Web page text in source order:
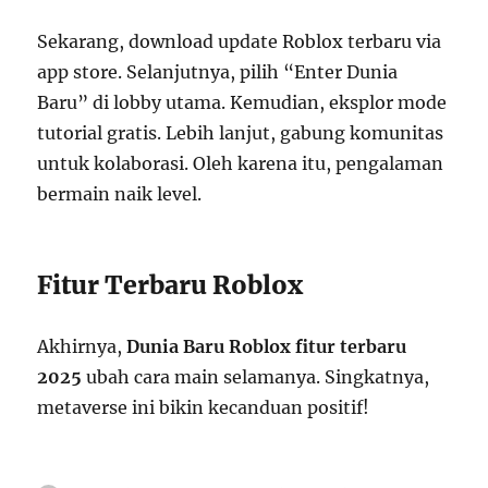
Sekarang, download update Roblox terbaru via
app store. Selanjutnya, pilih “Enter Dunia
Baru” di lobby utama. Kemudian, eksplor mode
tutorial gratis. Lebih lanjut, gabung komunitas
untuk kolaborasi. Oleh karena itu, pengalaman
bermain naik level.
Fitur Terbaru Roblox
Akhirnya,Dunia Baru Roblox fitur terbaru
2025 ubah cara main selamanya. Singkatnya,
metaverse ini bikin kecanduan positif!